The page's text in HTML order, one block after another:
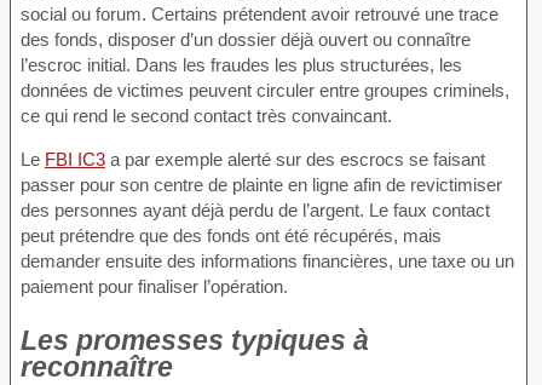
social ou forum. Certains prétendent avoir retrouvé une trace
des fonds, disposer d’un dossier déjà ouvert ou connaître
l’escroc initial. Dans les fraudes les plus structurées, les
données de victimes peuvent circuler entre groupes criminels,
ce qui rend le second contact très convaincant.
Le FBI IC3 a par exemple alerté sur des escrocs se faisant
passer pour son centre de plainte en ligne afin de revictimiser
des personnes ayant déjà perdu de l’argent. Le faux contact
peut prétendre que des fonds ont été récupérés, mais
demander ensuite des informations financières, une taxe ou un
paiement pour finaliser l’opération.
Les promesses typiques à
reconnaître